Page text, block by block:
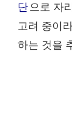
단으로 자
고려 중이
하는 것을